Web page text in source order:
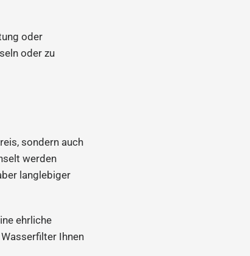
oder
oder zu
sondern auch
werden
langlebiger
ehrliche
Ihnen